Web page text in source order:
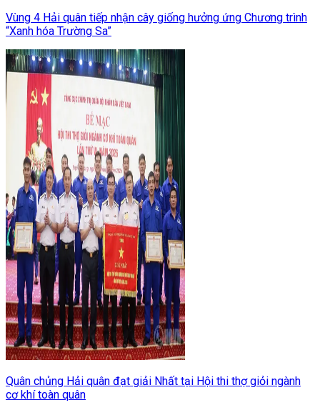
Vùng 4 Hải quân tiếp nhận cây giống hưởng ứng Chương trình
“Xanh hóa Trường Sa”
Quân chủng Hải quân đạt giải Nhất tại Hội thi thợ giỏi ngành
cơ khí toàn quân